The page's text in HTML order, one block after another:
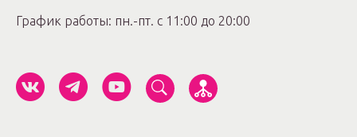
График работы: пн.-пт. с 11:00 до 20:00